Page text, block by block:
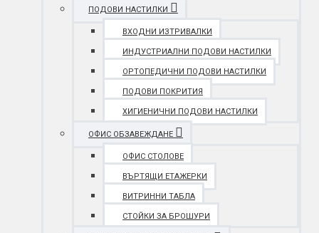
ПОДОВИ НАСТИЛКИ
ВХОДНИ ИЗТРИВАЛКИ
ИНДУСТРИАЛНИ ПОДОВИ НАСТИЛКИ
ОРТОПЕДИЧНИ ПОДОВИ НАСТИЛКИ
ПОДОВИ ПОКРИТИЯ
ХИГИЕНИЧНИ ПОДОВИ НАСТИЛКИ
ОФИС ОБЗАВЕЖДАНЕ
ОФИС СТОЛОВЕ
ВЪРТЯЩИ ЕТАЖЕРКИ
ВИТРИННИ ТАБЛА
СТОЙКИ ЗА БРОШУРИ